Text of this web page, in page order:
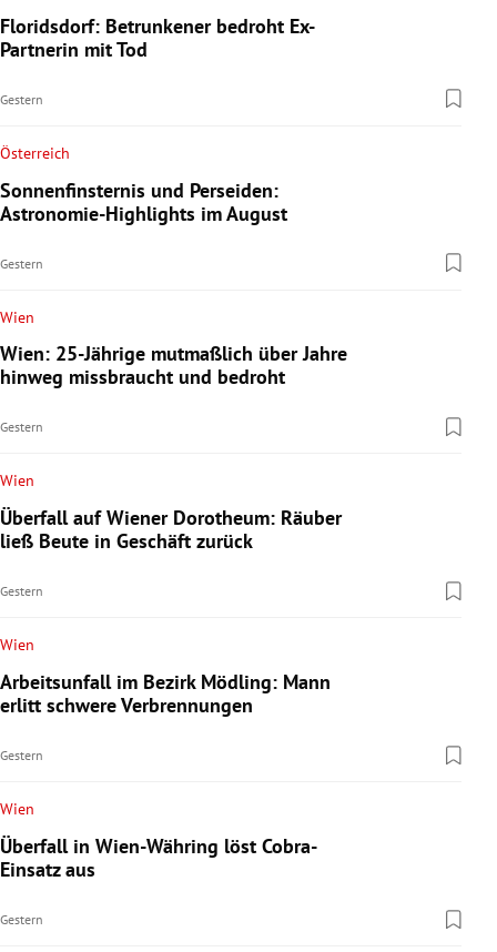
Floridsdorf: Betrunkener bedroht Ex-
Partnerin mit Tod
Gestern
Österreich
Sonnenfinsternis und Perseiden:
Astronomie-Highlights im August
Gestern
Wien
Wien: 25-Jährige mutmaßlich über Jahre
hinweg missbraucht und bedroht
Gestern
Wien
Überfall auf Wiener Dorotheum: Räuber
ließ Beute in Geschäft zurück
Gestern
Wien
Arbeitsunfall im Bezirk Mödling: Mann
erlitt schwere Verbrennungen
Gestern
Wien
Überfall in Wien-Währing löst Cobra-
Einsatz aus
Gestern